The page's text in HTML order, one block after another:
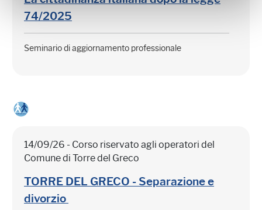
74/2025
Seminario di aggiornamento professionale
14/09/26 - Corso riservato agli operatori del
Comune di Torre del Greco
TORRE DEL GRECO - Separazione e
divorzio